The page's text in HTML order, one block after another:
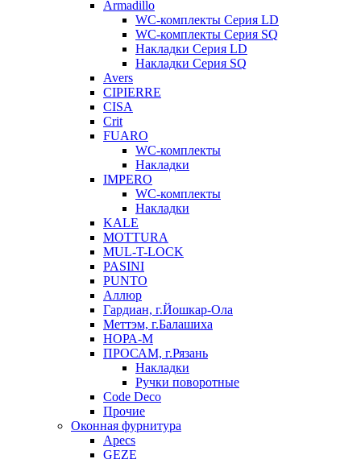
Armadillo
WC-комплекты Серия LD
WC-комплекты Серия SQ
Накладки Серия LD
Накладки Серия SQ
Avers
CIPIERRE
CISA
Crit
FUARO
WC-комплекты
Накладки
IMPERO
WC-комплекты
Накладки
KALE
MOTTURA
MUL-T-LOCK
PASINI
PUNTO
Аллюр
Гардиан, г.Йошкар-Ола
Меттэм, г.Балашиха
НОРА-М
ПРОСАМ, г.Рязань
Накладки
Ручки поворотные
Code Deco
Прочие
Оконная фурнитура
Apecs
GEZE